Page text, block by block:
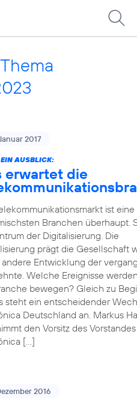
2017
AUSBLICK:
erwartet die
ist eine
Branchen überhaupt.
der Digitalisierung. Die
prägt die Gesellschaft
andere Entwicklung der
Welche Ereignisse
bewegen? Gleich zu
steht ein entscheidender
Deutschland an. Markus
den Vorsitz des
[…]
2016